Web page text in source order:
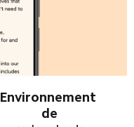
Environnement
de